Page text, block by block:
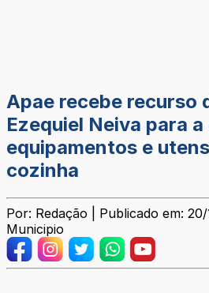
Apae recebe recurso
Ezequiel Neiva para
equipamentos e
cozinha
Por: Redação | Publicado em:
Municipio